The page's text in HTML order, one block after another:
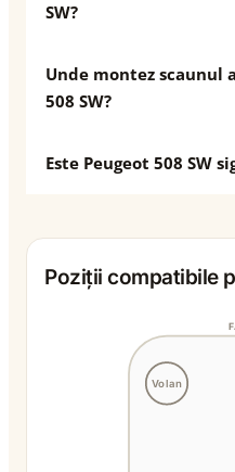
SW?
Unde montez scaunul
508 SW?
Este Peugeot 508 SW
Poziții compatibile
Volan